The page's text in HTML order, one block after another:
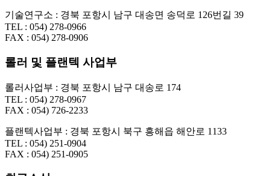
기술연구소 : 경북 포항시 남구 대송면 송덕로 126번길 39
TEL : 054) 278-0966
FAX : 054) 278-0906
롤러 및 플랜텍 사업부
롤러사업부 : 경북 포항시 남구 대송로 174
TEL : 054) 278-0967
FAX : 054) 726-2233
플랜텍사업부 : 경북 포항시 북구 흥해읍 해안로 1133
TEL : 054) 251-0904
FAX : 054) 251-0905